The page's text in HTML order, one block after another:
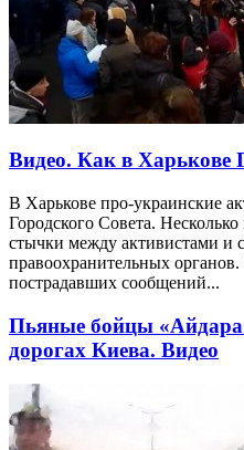
Видео. Как в Харькове
В Харькове про-украинские
Городского Совета.
стычки между активистами и
правоохранительных
пострадавших сообщений...
Пьяные бойцы
дорогах Киева. Видео